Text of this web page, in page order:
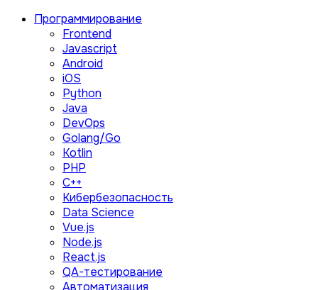
Программирование
Frontend
Javascript
Android
iOS
Python
Java
DevOps
Golang/Go
Kotlin
PHP
C++
Кибербезопасность
Data Science
Vue.js
Node.js
React.js
QA-тестирование
Автоматизация